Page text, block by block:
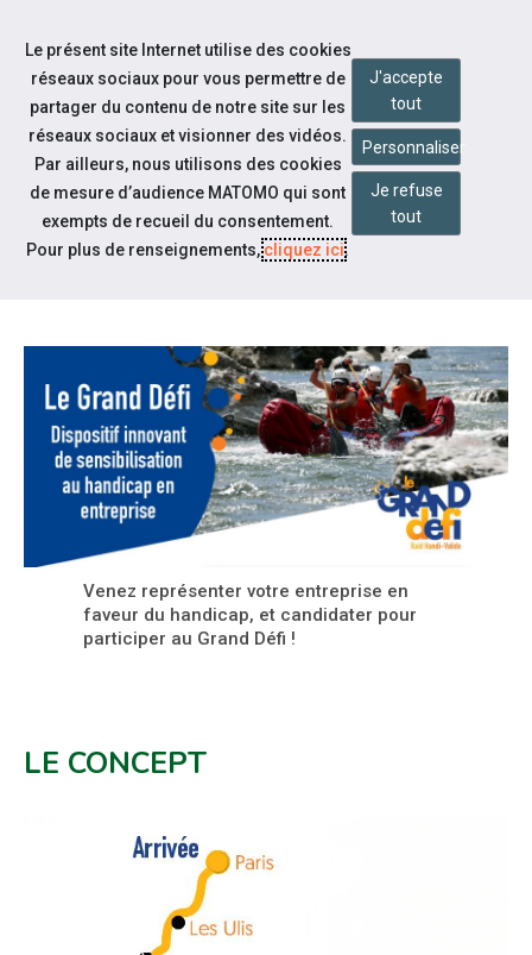
Aller au contenu
Notre actualité
LE "GRAND DEFI" ARRIVE SUR LE
Venez représenter votre entreprise en
faveur du handicap, et candidater pour
participer au Grand Défi !
LE CONCEPT
Le présent site Internet utilise des cookies
réseaux sociaux pour vous permettre de
partager du contenu de notre site sur les
réseaux sociaux et visionner des vidéos.
Par ailleurs, nous utilisons des cookies
de mesure d’audience MATOMO qui sont
exempts de recueil du consentement.
Pour plus de renseignements,cliquez ici.
J'accepte
tout
Personnaliser
Je refuse
tout